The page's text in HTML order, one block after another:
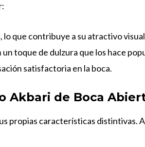
que contribuye a su atractivo
toque de dulzura que los hace
satisfactoria en la boca.
Akbari de Boca
propias características distintivas.